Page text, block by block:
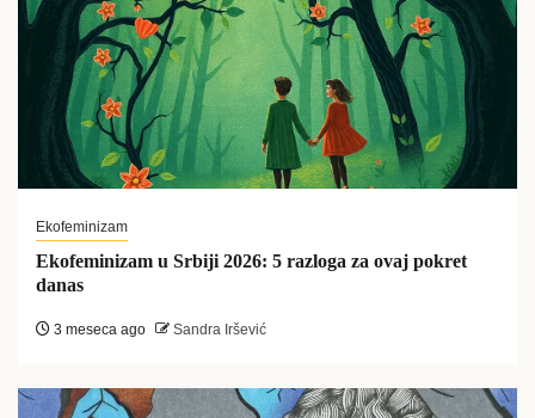
Ekofeminizam
Ekofeminizam u Srbiji 2026: 5 razloga za ovaj pokret
danas
3 meseca ago Sandra Iršević